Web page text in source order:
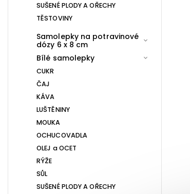
SUŠENÉ PLODY A OŘECHY
TĚSTOVINY
Samolepky na potravinové
dózy 6 x 8 cm
Bílé samolepky
CUKR
ČAJ
KÁVA
LUŠTĚNINY
MOUKA
OCHUCOVADLA
OLEJ a OCET
RÝŽE
SŮL
SUŠENÉ PLODY A OŘECHY